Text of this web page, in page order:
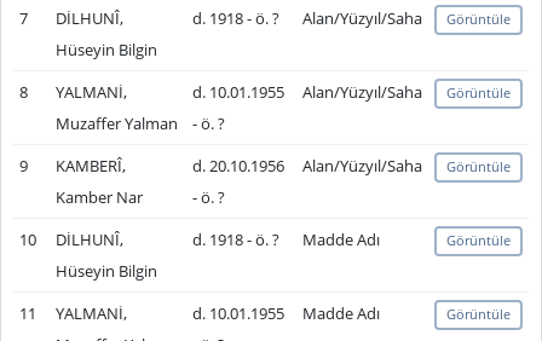
7
DİLHUNÎ,
Hüseyin Bilgin
d. 1918 - ö. ? Alan/Yüzyıl/Saha Görüntüle
8
YALMANİ,
Muzaffer Yalman
d. 10.01.1955
- ö. ?
Alan/Yüzyıl/Saha Görüntüle
9
KAMBERÎ,
Kamber Nar
d. 20.10.1956
- ö. ?
Alan/Yüzyıl/Saha Görüntüle
10
DİLHUNÎ,
Hüseyin Bilgin
d. 1918 - ö. ? Madde Adı Görüntüle
11
YALMANİ,
d. 10.01.1955
Madde Adı Görüntüle